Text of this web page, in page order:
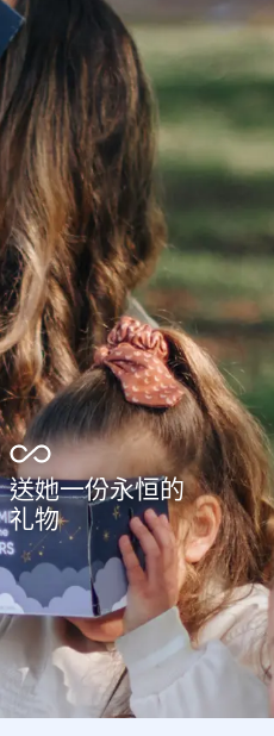
送她一份永恒的
礼物